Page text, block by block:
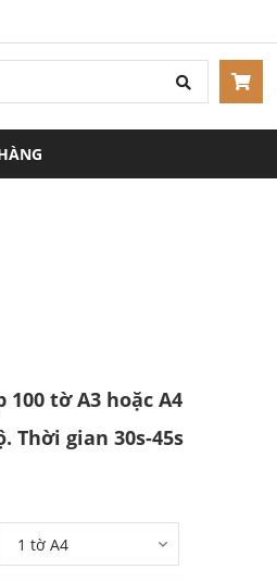
100 tờ A3 hoặc A4
Thời gian 30s-45s